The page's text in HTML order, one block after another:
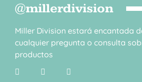
@millerdivision
Miller Division estará encantada
cualquier pregunta o consulta
productos